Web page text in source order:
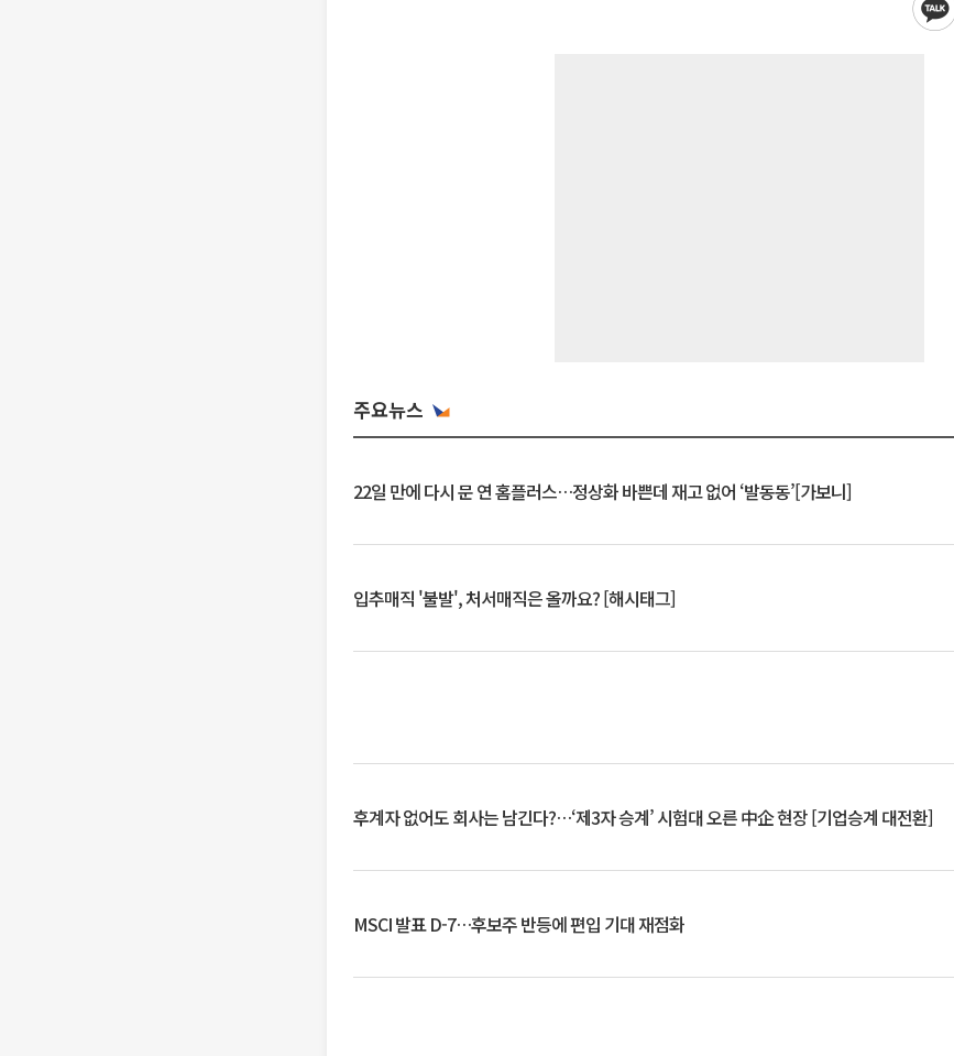
주요뉴스
22일 만에 다시 문 연 홈플러스…정상화 바쁜데 재고 없어 ‘발동동’[가보니]
입추매직 '불발', 처서매직은 올까요? [해시태그]
후계자 없어도 회사는 남긴다?…‘제3자 승계’ 시험대 오른 中企 현장 [기업승계 대전환]
MSCI 발표 D-7…후보주 반등에 편입 기대 재점화